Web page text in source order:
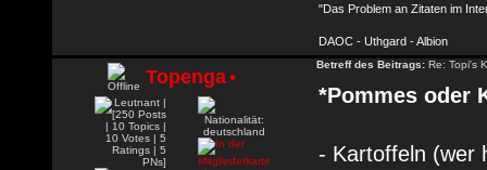
"Das Problem an Zitaten im
DAOC - Uthgard - Albion
Topenga•
Betreff des Beitrags: Re: Topi's
*Pommes oder
- Kartoffeln (wer